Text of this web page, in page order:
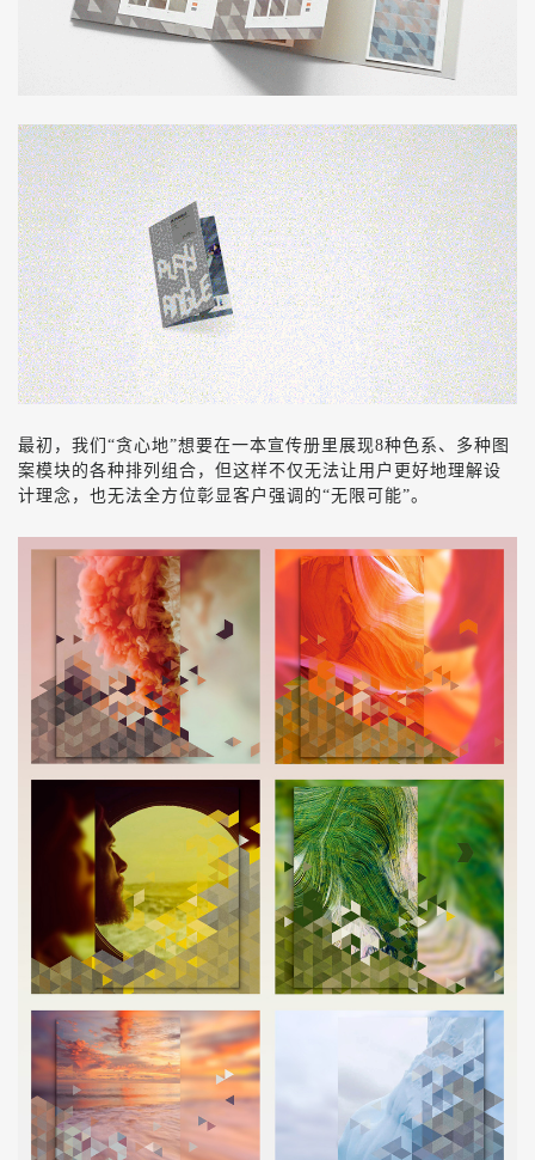
最初，我们“贪心地”想要在一本宣传册里展现8种色系、多种图
案模块的各种排列组合，但这样不仅无法让用户更好地理解设
计理念，也无法全方位彰显客户强调的“无限可能”。